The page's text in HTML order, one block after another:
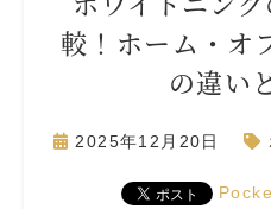
較！ホーム・オ
の違い
2025年12月20日